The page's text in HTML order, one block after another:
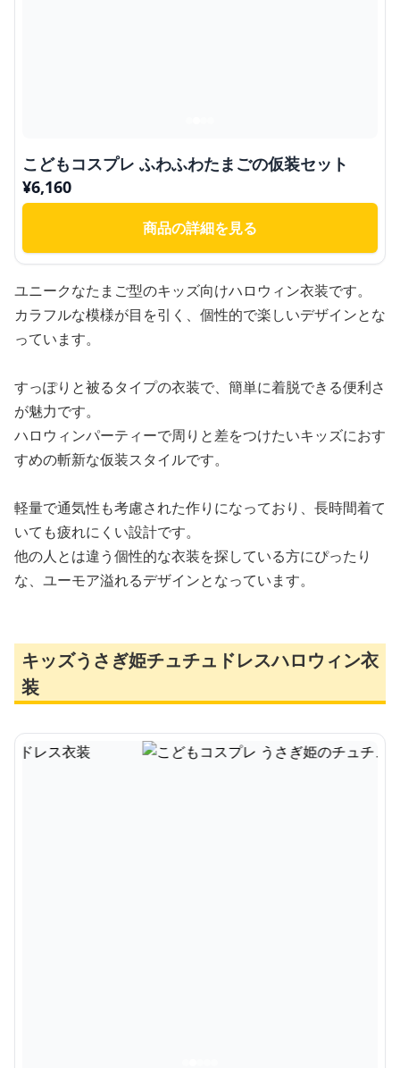
こどもコスプレ ふわふわたまごの仮装セット
¥6,160
商品の詳細を見る
ユニークなたまご型のキッズ向けハロウィン衣装です。
カラフルな模様が目を引く、個性的で楽しいデザインとな
っています。
すっぽりと被るタイプの衣装で、簡単に着脱できる便利さ
が魅力です。
ハロウィンパーティーで周りと差をつけたいキッズにおす
すめの斬新な仮装スタイルです。
軽量で通気性も考慮された作りになっており、長時間着て
いても疲れにくい設計です。
他の人とは違う個性的な衣装を探している方にぴったり
な、ユーモア溢れるデザインとなっています。
キッズうさぎ姫チュチュドレスハロウィン衣
装